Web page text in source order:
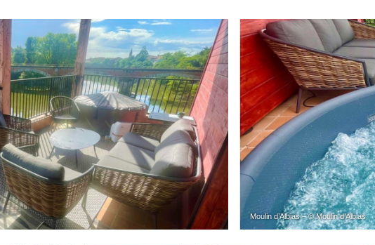
Moulin d’Albias – © Moulin d’Albias